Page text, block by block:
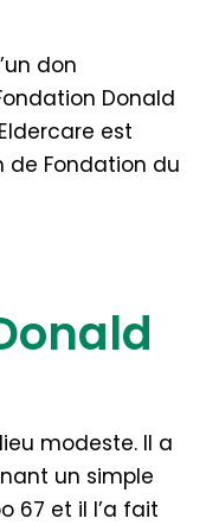
don
Donald
est
de Fondation du
modeste. Il a
un simple
67 et il l’a fait